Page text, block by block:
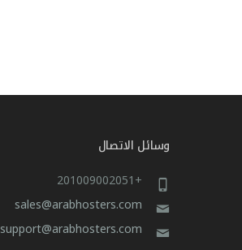
وسائل الاتصال
+201009002051
sales@arabhosters.com
support@arabhosters.com